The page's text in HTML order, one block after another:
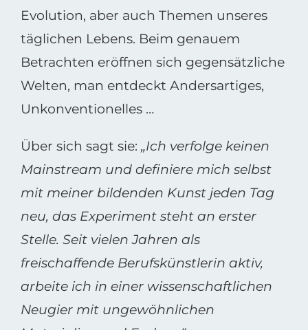
Evolution, aber auch Themen unseres
täglichen Lebens. Beim genauem
Betrachten eröffnen sich gegensätzliche
Welten, man entdeckt Andersartiges,
Unkonventionelles …
Über sich sagt sie: „Ich verfolge keinen
Mainstream und definiere mich selbst
mit meiner bildenden Kunst jeden Tag
neu, das Experiment steht an erster
Stelle. Seit vielen Jahren als
freischaffende Berufskünstlerin aktiv,
arbeite ich in einer wissenschaftlichen
Neugier mit ungewöhnlichen